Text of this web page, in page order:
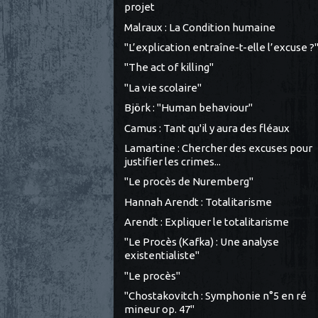
projet
Malraux : La Condition humaine
"L’explication entraîne-t-elle l’excuse ?"
"The act of killing"
"La vie scolaire"
Björk : "Human behaviour"
Camus : Tant qu'il y aura des fléaux
Lamartine : Chercher des excuses pour
justifier les crimes...
"Le procès de Nuremberg"
Hannah Arendt : Totalitarisme
Arendt : Expliquer le totalitarisme
"Le Procès (Kafka) : Une analyse
existentialiste"
"Le procès"
"Chostakovitch : Symphonie n°5 en ré
mineur op. 47"